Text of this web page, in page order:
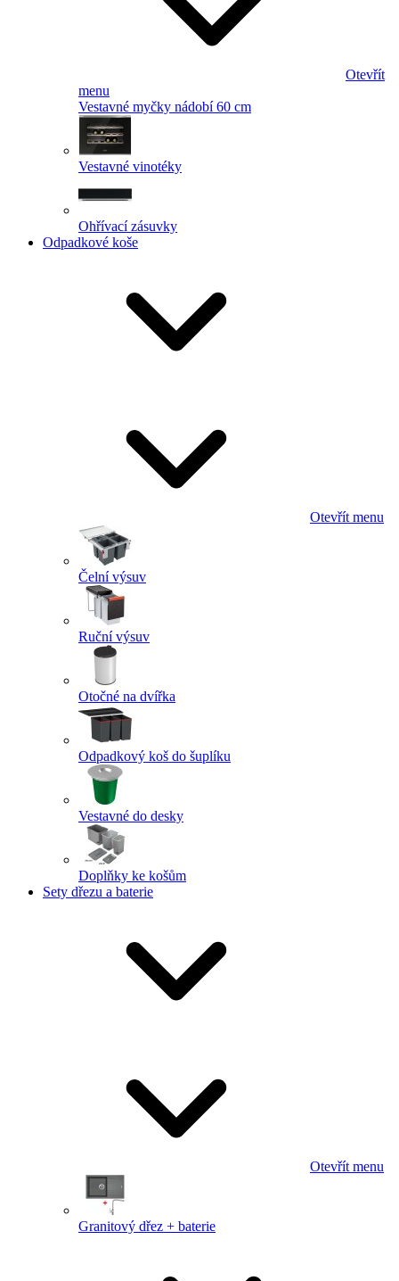
Otevřít
menu
Vestavné myčky nádobí 60 cm
Vestavné vinotéky
Ohřívací zásuvky
Odpadkové koše
Otevřít menu
Čelní výsuv
Ruční výsuv
Otočné na dvířka
Odpadkový koš do šuplíku
Vestavné do desky
Doplňky ke košům
Sety dřezu a baterie
Otevřít menu
Granitový dřez + baterie